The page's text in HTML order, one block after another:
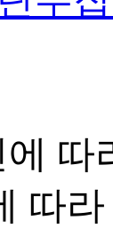
따
따